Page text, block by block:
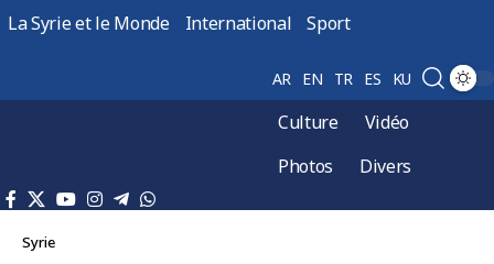
La Syrie et le Monde International Sport
AR EN TR ES KU
Culture
Vidéo
Photos
Divers
Syrie